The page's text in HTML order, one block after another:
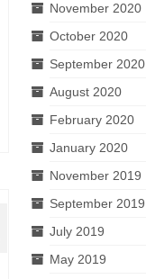
November 2020
October 2020
September 2020
August 2020
February 2020
January 2020
November 2019
September 2019
July 2019
May 2019